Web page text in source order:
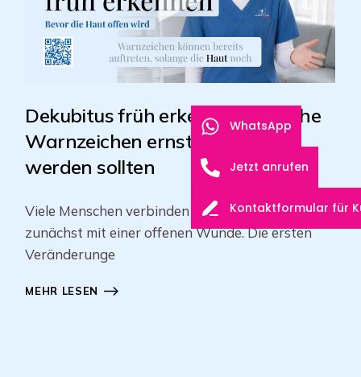
Dekubitus früh erkennen – welche
Warnzeichen ernst genommen
werden sollten
Viele Menschen verbinden einen Dekubitus
zunächst mit einer offenen Wunde. Die ersten
Veränderunge
MEHR LESEN
WhatsApp
Jetzt anrufen
Kontaktformular für